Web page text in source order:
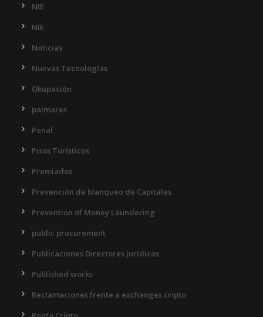
NIE
NIE
Noticias
Nuevas Tecnologías
Okupación
palmares
Penal
Pisos Turísticos
Premiados
Prevención de blanqueo de Capitales
Prevention of Money Laundering
public procurement
Publicaciones Directores Jurídicos
Published works
Reclamaciones frente a exchanges cripto